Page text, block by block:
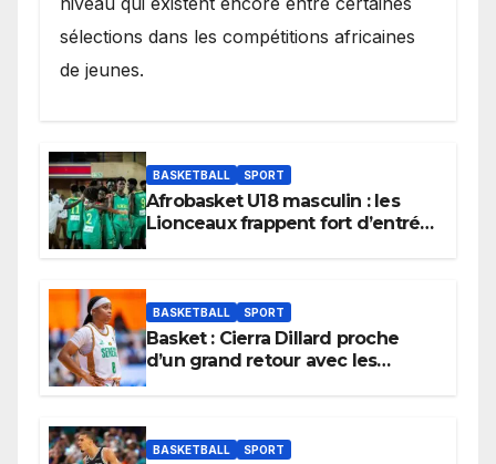
sélections dans les compétitions africaines
de jeunes.
BASKETBALL SPORT
Afrobasket U18 masculin : les
Lionceaux frappent fort d’entrée
BASKETBALL SPORT
Basket : Cierra Dillard proche
d’un grand retour avec les
BASKETBALL SPORT